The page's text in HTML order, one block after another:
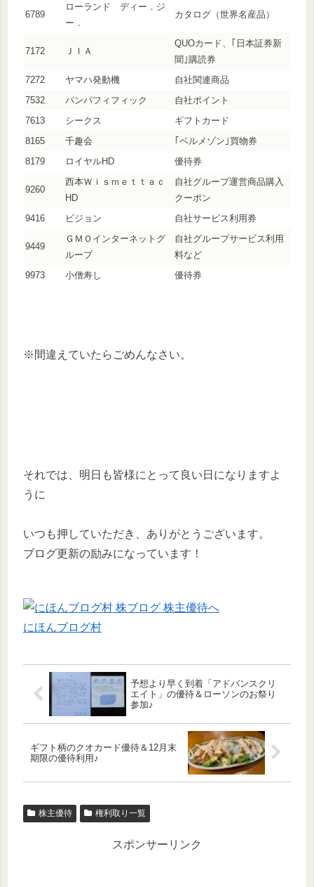
6789
ローランド ディー．ジ
ー．
カタログ（世界名産品）
7172 ＪＩＡ
QUOカード、｢日本証券新
聞｣購読券
7272
ヤマハ発動機
自社関連商品
7532
パンパフィフィック
自社ポイント
7613
シークス
ギフトカード
8165
千趣会
｢ベルメゾン｣買物券
8179
ロイヤルHD 優待券
9260
西本Ｗｉｓｍｅｔｔａｃ
HD
自社グループ運営商品購入
クーポン
9416
ビジョン 自社サービス利用券
9449
ＧＭＯインターネットグ
ループ
自社グループサービス利用
料など
9973
小僧寿し 優待券
※間違えていたらごめんなさい。
それでは、明日も皆様にとって良い日になりますよ
うに
いつも押していただき、ありがとうございます。
ブログ更新の励みになっています！
にほんブログ村
予想より早く到着「アドバンスクリ
エイト」の優待＆ローソンのお祭り
参加♪
ギフト柄のクオカード優待＆12月末
期限の優待利用♪
株主優待 権利取り一覧
スポンサーリンク